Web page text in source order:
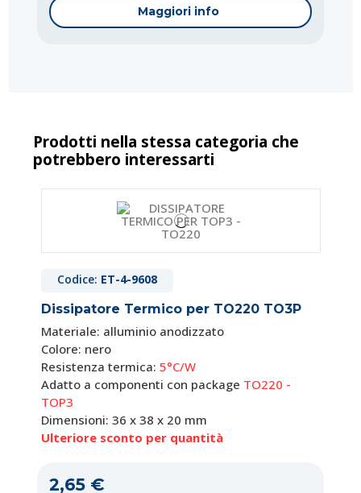
Maggiori info
ET-4-9420
Piastrina Isolante in Mica Per TO126
Piastrina di isolamento
Spessore: 0,05 mm - 0,08 mm
Materiale: mica
0,07 €
Disponibile
Maggiori info
Prodotti nella stessa categoria che
potrebbero interessarti
Codice: ET-4-9608
Dissipatore Termico per TO220 TO3P
Materiale: alluminio anodizzato
Colore: nero
Resistenza termica: 5°C/W
Adatto a componenti con package TO220 -
TOP3
Dimensioni: 36 x 38 x 20 mm
Ulteriore sconto per quantità
2,65 €